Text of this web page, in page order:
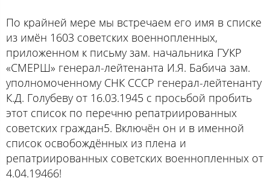
По крайней мере мы встречаем его имя в списке
из имён 1603 советских военнопленных,
приложенном к письму зам. начальника ГУКР
«СМЕРШ» генерал-лейтенанта И.Я. Бабича зам.
уполномоченному СНК СССР генерал-лейтенанту
К.Д. Голубеву от 16.03.1945 с просьбой пробить
этот список по перечню репатриированных
советских граждан5. Включён он и в именной
список освобождённых из плена и
репатриированных советских военнопленных от
4.04.19466!